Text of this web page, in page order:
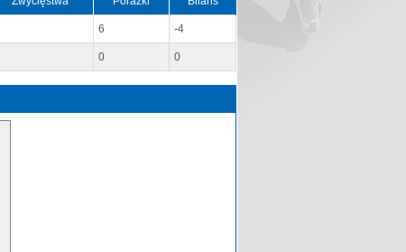
6 -4
0 0